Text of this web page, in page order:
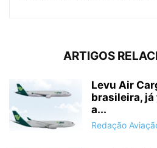
ARTIGOS
Levu Air
brasileira, já
a...
Redação